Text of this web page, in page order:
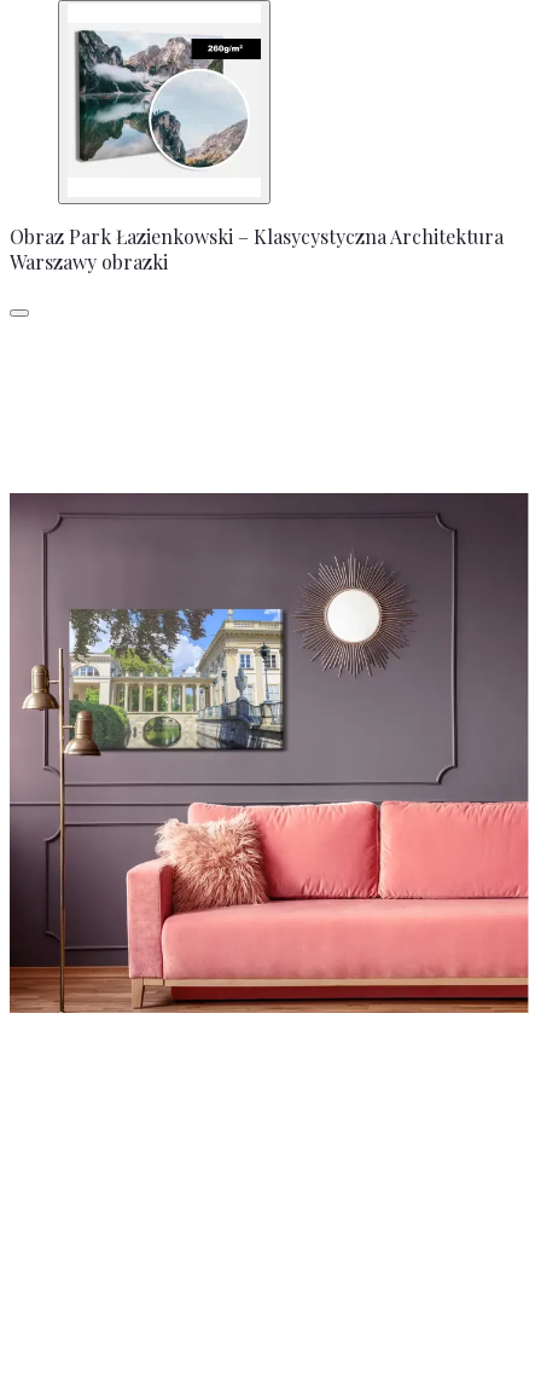
Obraz Park Łazienkowski – Klasycystyczna Architektura
Warszawy obrazki